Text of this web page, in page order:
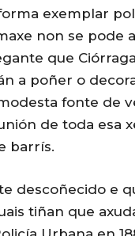
exemplar
non se pode
que
a poñer o
fonte de
de toda esa
barrís.
descoñecido e
tiñan que